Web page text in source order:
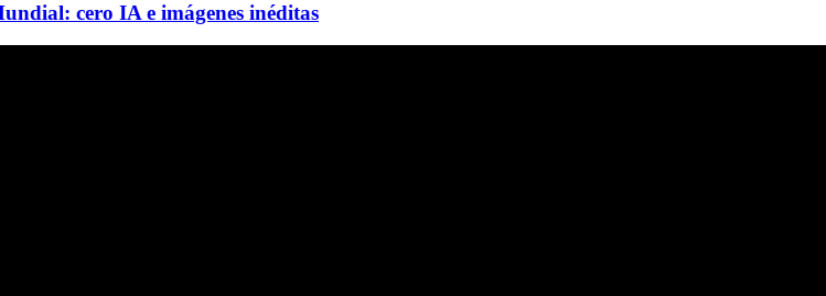
cero IA e imágenes inéditas